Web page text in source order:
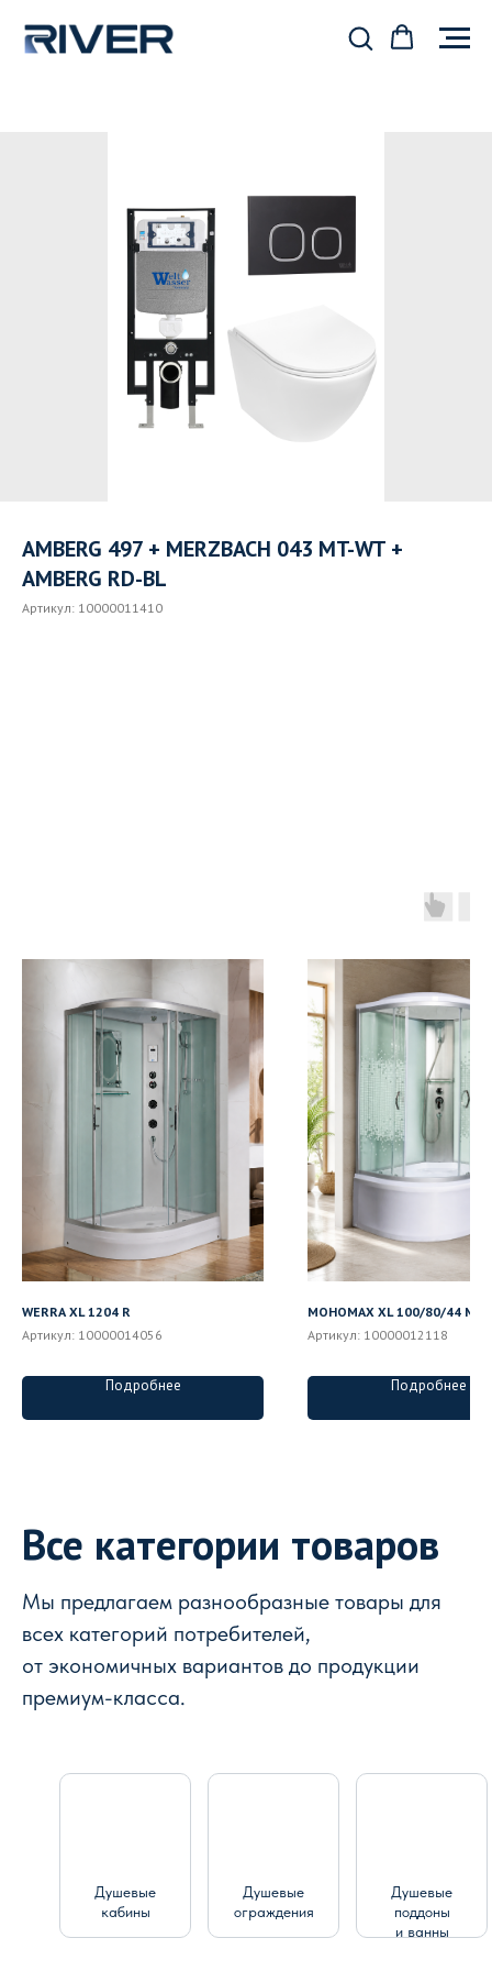
AMBERG 497 + MERZBACH 043 MT-WT +
AMBERG RD-BL
Артикул: 10000011410
WERRA XL 1204 R
Артикул: 10000014056
Подробнее
МОНОМАХ XL 100/80/44 МЗ
Артикул: 10000012118
Подробнее
Все категории товаров
Мы предлагаем разнообразные товары для
всех категорий потребителей,
от экономичных вариантов до продукции
премиум-класса.
Душевые
кабины
Душевые
ограждения
Душевые
поддоны
и ванны